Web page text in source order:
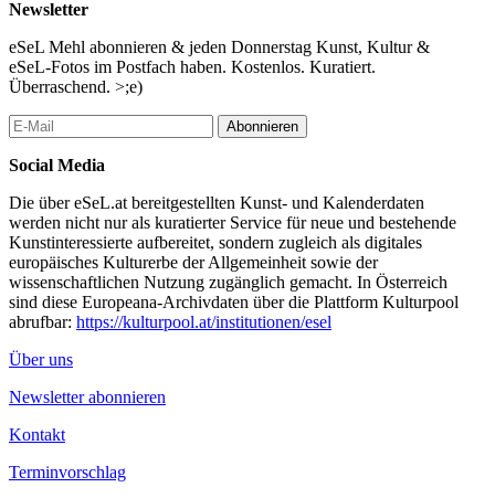
Newsletter
eSeL Mehl abonnieren & jeden Donnerstag Kunst, Kultur &
eSeL-Fotos im Postfach haben. Kostenlos. Kuratiert.
Überraschend. >;e)
Abonnieren
Social Media
Die über eSeL.at bereitgestellten Kunst- und Kalenderdaten
werden nicht nur als kuratierter Service für neue und bestehende
Kunstinteressierte aufbereitet, sondern zugleich als digitales
europäisches Kulturerbe der Allgemeinheit sowie der
wissenschaftlichen Nutzung zugänglich gemacht. In Österreich
sind diese Europeana-Archivdaten über die Plattform Kulturpool
abrufbar: https://kulturpool.at/institutionen/esel
Über uns
Newsletter abonnieren
Kontakt
Terminvorschlag